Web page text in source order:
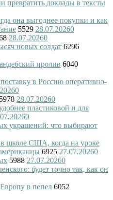
превратить доклады в тексты
она выгоднее покупки и как
5529 28.07.20260
28.07.20260
новых солдат 6296
пролив 6040
в Россию оперативно-
0
5978 28.07.20260
пластиковой и для
0
украшений: что выбирают
в школе США, когда на уроке
6925 27.07.20260
5988 27.07.20260
будет точно так, как он
в пепел 6052